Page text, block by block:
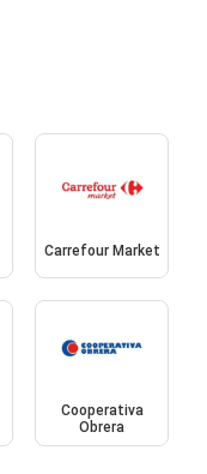
Carrefour Market
Cooperativa
Obrera